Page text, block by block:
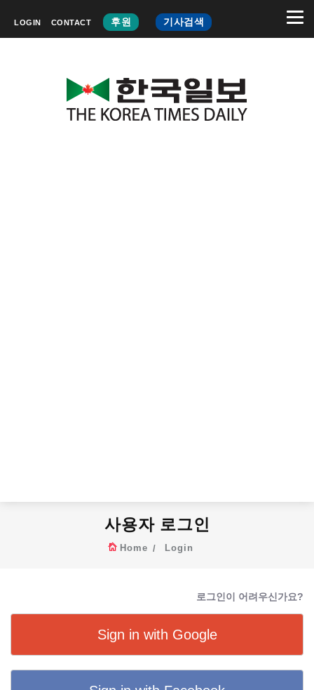
LOGIN CONTACT 후원 기사검색
사용자 로그인
Home Login
로그인이 어려우신가요?
Sign in with Google